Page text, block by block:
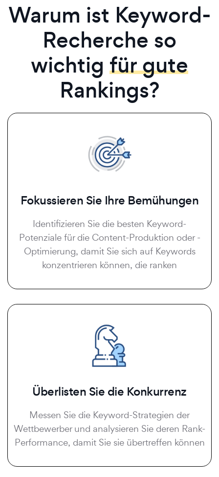
Warum ist Keyword-
Recherche so
wichtig für gute
Rankings?
Fokussieren Sie Ihre Bemühungen
Identifizieren Sie die besten Keyword-
Potenziale für die Content-Produktion oder -
Optimierung, damit Sie sich auf Keywords
konzentrieren können, die ranken
Überlisten Sie die Konkurrenz
Messen Sie die Keyword-Strategien der
Wettbewerber und analysieren Sie deren Rank-
Performance, damit Sie sie übertreffen können